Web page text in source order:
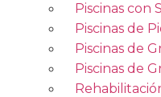
Piscinas con
Piscinas de
Piscinas de
Piscinas de